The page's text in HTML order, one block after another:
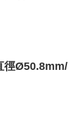
徑Ø50.8mm/